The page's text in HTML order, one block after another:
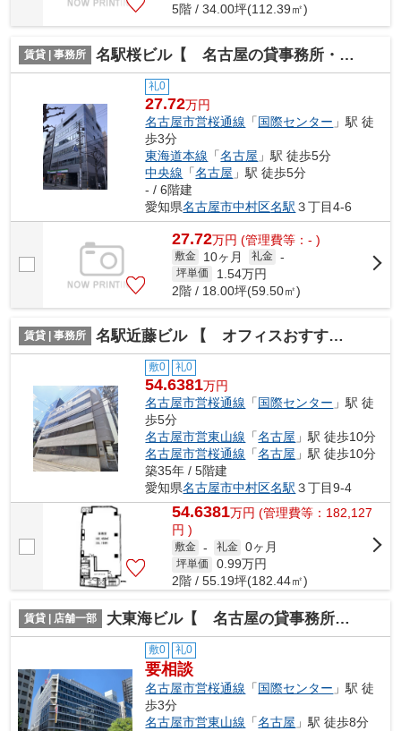
5階 / 34.00坪(112.39㎡)
賃貸 | 事務所 名駅桜ビル【 名古屋の貸事務所・貸オフィス 】
礼0
27.72万円
名古屋市営桜通線 「国際センター 」駅 徒
歩3分
東海道本線 「名古屋 」駅 徒歩5分
中央線 「名古屋 」駅 徒歩5分
- / 6階建
愛知県名古屋市中村区名駅 ３丁目4-6
27.72万円 (管理費等：- )
敷金 10ヶ月 礼金 -
坪単価 1.54万円
2階 / 18.00坪(59.50㎡)
賃貸 | 事務所 名駅近藤ビル 【 オフィスおすすめ 】
敷0 礼0
54.6381万円
名古屋市営桜通線 「国際センター 」駅 徒
歩5分
名古屋市営東山線 「名古屋 」駅 徒歩10分
名古屋市営桜通線 「名古屋 」駅 徒歩10分
築35年 / 5階建
愛知県名古屋市中村区名駅 ３丁目9-4
54.6381万円 (管理費等：182,127
円 )
敷金 - 礼金 0ヶ月
坪単価 0.99万円
2階 / 55.19坪(182.44㎡)
賃貸 | 店舗一部 大東海ビル【 名古屋の貸事務所・貸オフィス 】
敷0 礼0
要相談
名古屋市営桜通線 「国際センター 」駅 徒
歩3分
名古屋市営東山線 「名古屋 」駅 徒歩8分